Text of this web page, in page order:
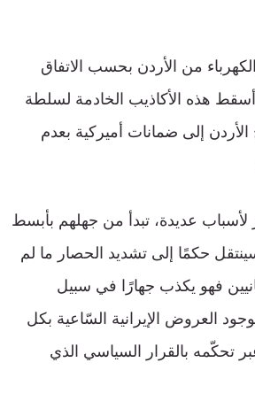
من الأردن بحسب الاتفاق
أسقط هذه الأكاذيب الخادمة لسلطة
الأردن إلى ضمانات أميركية بعدم
لأسباب عديدة، تبدأ من جهلهم بأبسط
حكمًا إلى تشديد الحصار ما لم
فهو يكذب جهارًا في سبيل
العروض الإيرانية السّاعية بكل
تحكّمه بالقرار السياسي الذي